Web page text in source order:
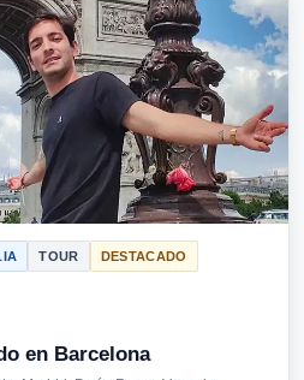
TOUR DESTACADO
en Barcelona